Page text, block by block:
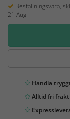
Beställningsvara,
21 Aug
Handla
Alltid fri frakt